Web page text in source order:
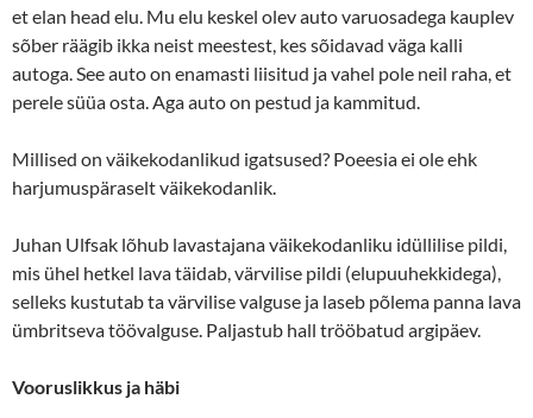
et elan head elu. Mu elu keskel olev auto varuosadega kauplev
sõber räägib ikka neist meestest, kes sõidavad väga kalli
autoga. See auto on enamasti liisitud ja vahel pole neil raha, et
perele süüa osta. Aga auto on pestud ja kammitud.
Millised on väikekodanlikud igatsused? Poeesia ei ole ehk
harjumuspäraselt väikekodanlik.
Juhan Ulfsak lõhub lavastajana väikekodanliku idüllilise pildi,
mis ühel hetkel lava täidab, värvilise pildi (elupuuhekkidega),
selleks kustutab ta värvilise valguse ja laseb põlema panna lava
ümbritseva töövalguse. Paljastub hall trööbatud argipäev.
Vooruslikkus ja häbi